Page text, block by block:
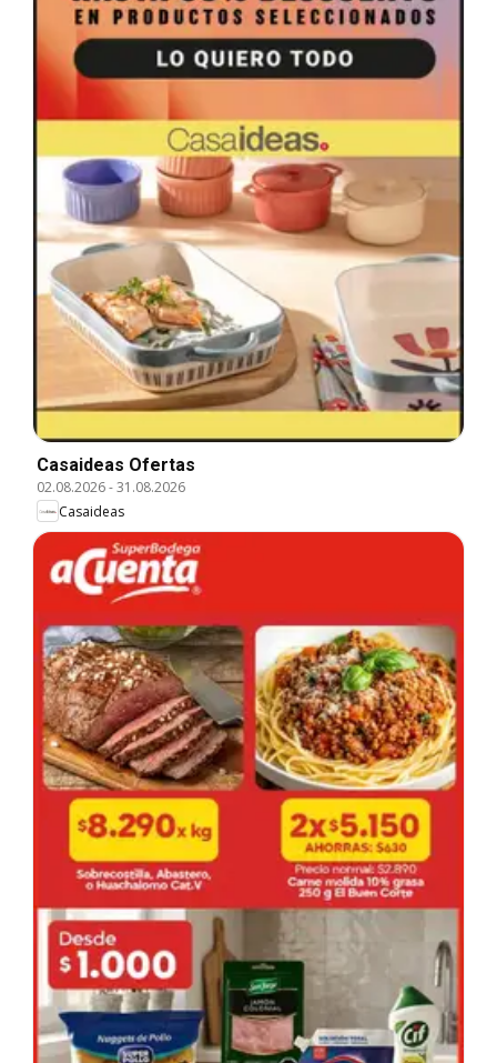
Casaideas Ofertas
02.08.2026-31.08.2026
Casaideas